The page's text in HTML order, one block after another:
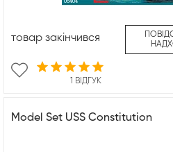
1 ВІДГУК
товар закінчився
Model Set USS Constitution